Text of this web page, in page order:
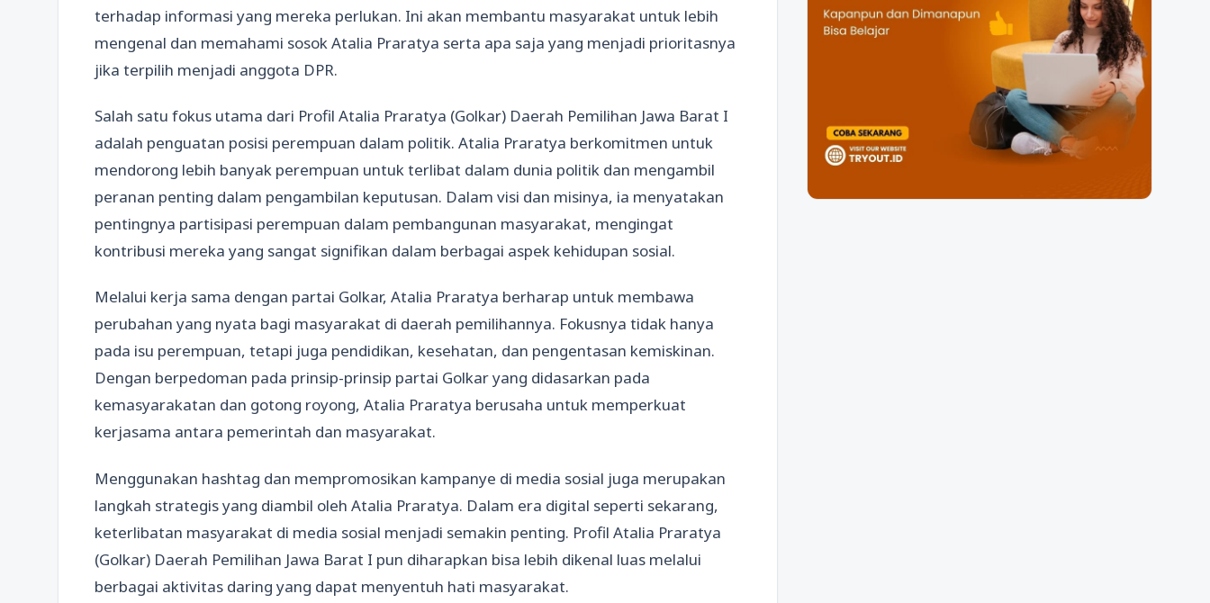
terhadap informasi yang mereka perlukan. Ini akan membantu masyarakat untuk lebih
mengenal dan memahami sosok Atalia Praratya serta apa saja yang menjadi prioritasnya
jika terpilih menjadi anggota DPR.
Salah satu fokus utama dari Profil Atalia Praratya (Golkar) Daerah Pemilihan Jawa Barat I
adalah penguatan posisi perempuan dalam politik. Atalia Praratya berkomitmen untuk
mendorong lebih banyak perempuan untuk terlibat dalam dunia politik dan mengambil
peranan penting dalam pengambilan keputusan. Dalam visi dan misinya, ia menyatakan
pentingnya partisipasi perempuan dalam pembangunan masyarakat, mengingat
kontribusi mereka yang sangat signifikan dalam berbagai aspek kehidupan sosial.
Melalui kerja sama dengan partai Golkar, Atalia Praratya berharap untuk membawa
perubahan yang nyata bagi masyarakat di daerah pemilihannya. Fokusnya tidak hanya
pada isu perempuan, tetapi juga pendidikan, kesehatan, dan pengentasan kemiskinan.
Dengan berpedoman pada prinsip-prinsip partai Golkar yang didasarkan pada
kemasyarakatan dan gotong royong, Atalia Praratya berusaha untuk memperkuat
kerjasama antara pemerintah dan masyarakat.
Menggunakan hashtag dan mempromosikan kampanye di media sosial juga merupakan
langkah strategis yang diambil oleh Atalia Praratya. Dalam era digital seperti sekarang,
keterlibatan masyarakat di media sosial menjadi semakin penting. Profil Atalia Praratya
(Golkar) Daerah Pemilihan Jawa Barat I pun diharapkan bisa lebih dikenal luas melalui
berbagai aktivitas daring yang dapat menyentuh hati masyarakat.